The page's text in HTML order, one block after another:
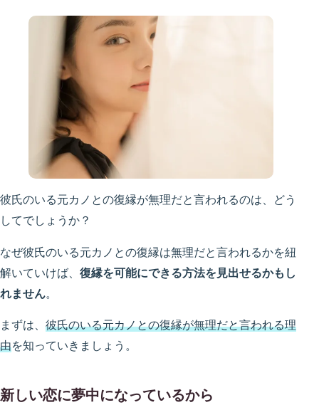
彼氏のいる元カノとの復縁が無理だと言われるのは、どう
してでしょうか？
なぜ彼氏のいる元カノとの復縁は無理だと言われるかを紐
解いていけば、 復縁を可能にできる方法を見出せるかもし
れません。
まずは、 彼氏のいる元カノとの復縁が無理だと言われる理
由を知っていきましょう。
新しい恋に夢中になっているから